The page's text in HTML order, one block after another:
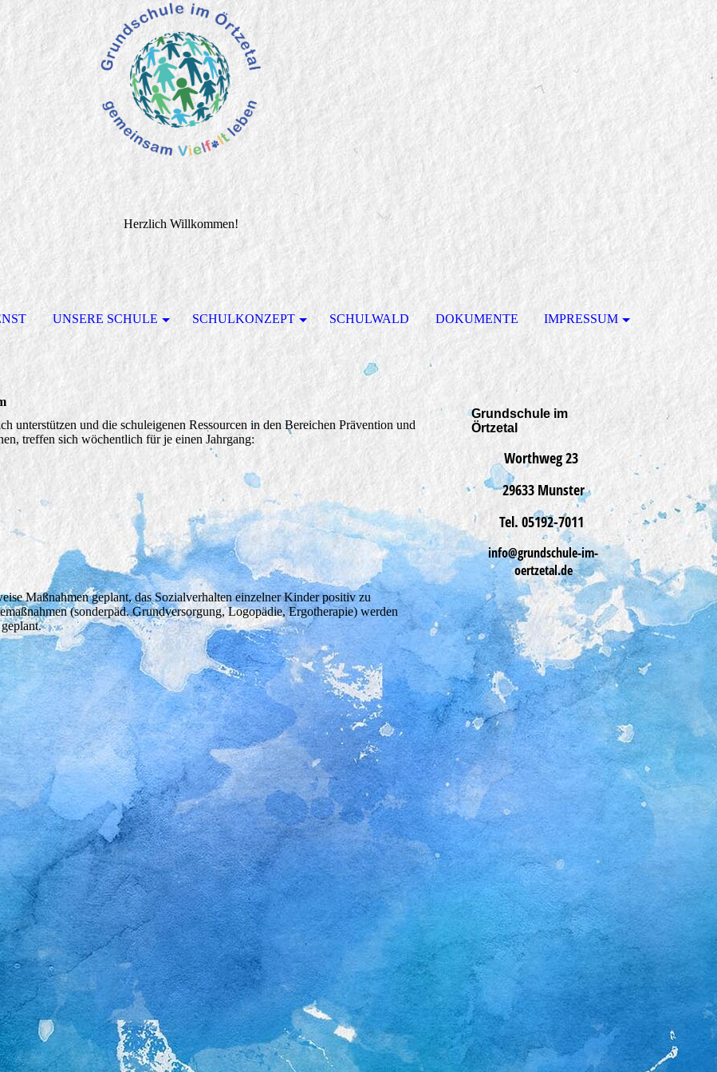
Herzlich Willkommen!
UNSERE SCHULE SCHULKONZEPT SCHULWALD DOKUMENTE IMPRESSUM
unterstützen und die schuleigenen Ressourcen in den Bereichen Prävention und
treffen sich wöchentlich für je einen Jahrgang:
Maßnahmen geplant, das Sozialverhalten einzelner Kinder positiv zu
(sonderpäd. Grundversorgung, Logopädie, Ergotherapie) werden
Grundschule im
Örtzetal
Worthweg 23
29633 Munster
Tel. 05192-7011
info@grundschule-im-
oertzetal.de